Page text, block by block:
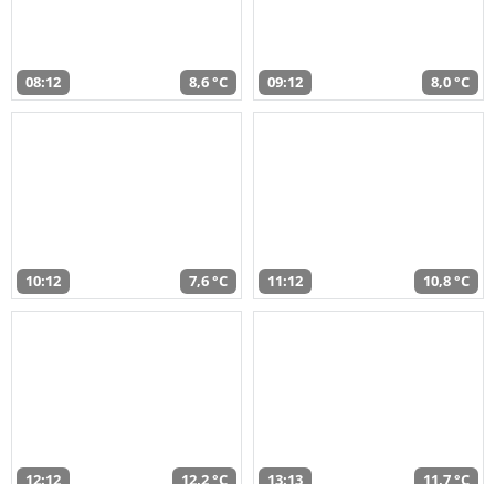
08:12 8,6 °C 09:12 8,0 °C
10:12 7,6 °C 11:12 10,8 °C
12:12 12,2 °C 13:13 11,7 °C